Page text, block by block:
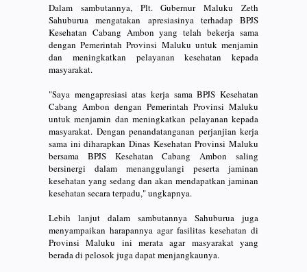
Dalam sambutannya, Plt. Gubernur Maluku Zeth
Sahuburua mengatakan apresiasinya terhadap BPJS
Kesehatan Cabang Ambon yang telah bekerja sama
dengan Pemerintah Provinsi Maluku untuk menjamin
dan meningkatkan pelayanan kesehatan kepada
masyarakat.
"Saya mengapresiasi atas kerja sama BPJS Kesehatan
Cabang Ambon dengan Pemerintah Provinsi Maluku
untuk menjamin dan meningkatkan pelayanan kepada
masyarakat. Dengan penandatanganan perjanjian kerja
sama ini diharapkan Dinas Kesehatan Provinsi Maluku
bersama BPJS Kesehatan Cabang Ambon saling
bersinergi dalam menanggulangi peserta jaminan
kesehatan yang sedang dan akan mendapatkan jaminan
kesehatan secara terpadu," ungkapnya.
Lebih lanjut dalam sambutannya Sahuburua juga
menyampaikan harapannya agar fasilitas kesehatan di
Provinsi Maluku ini merata agar masyarakat yang
berada di pelosok juga dapat menjangkaunya.